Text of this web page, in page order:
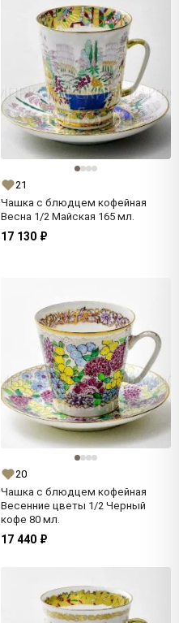
21
Чашка с блюдцем кофейная
Весна 1/2 Майская 165 мл.
17 130 ₽
20
Чашка с блюдцем кофейная
Весенние цветы 1/2 Черный
кофе 80 мл.
17 440 ₽